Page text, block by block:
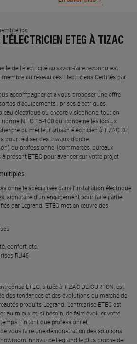
ETEG À TIZAC
de l’électricité au savoir-faire reconnu, est
membre du réseau des Electriciens Certifiés par
accompagner et à vous proposer une offre
d'équipements : prises électriques,
électrique ou encore visiophone, tout en
norme NF C 15-100 qui concerne les locaux
du meilleur artisan électricien à TIZAC DE
pour réaliser des travaux d'ordre
ou professionnel (commerces, bureaux
présent ETEG pour avancer sur votre projet
spécialisée dans l’installation électrique
​signataire d'un engagement pour faire partie
par Legrand​. ETEG met en œuvre des
confort, etc.​
RJ45​
ETEG, située à TIZAC DE CURTON, est
des tendances et des évolutions du marché de
produits Legrand. L’entreprise ETEG est
au mieux et, si besoin, de faire évoluer votre
En tant que professionnel,
de vous faire une démonstration des solutions
Innoval de Legrand le plus proche de